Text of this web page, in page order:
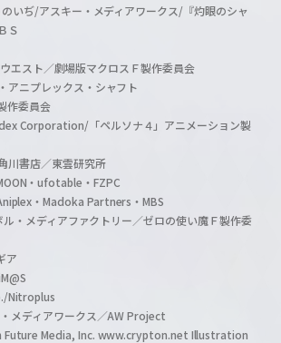
いぢ/アスキー・メディアワークス/『灼眼のシャ
Ｓ
エスト／劇場版マクロスＦ製作委員会
アニプレックス・シャフト
作委員会
Corporation/「ペルソナ４」アニメーション製
川書店／東雲研究所
・ufotable・FZPC
・Madoka Partners・MBS
・メディアファクトリー／ゼロの使い魔Ｆ製作委
ア
Nitroplus
メディアワークス／AW Project
Media, Inc. www.crypton.net Illustration